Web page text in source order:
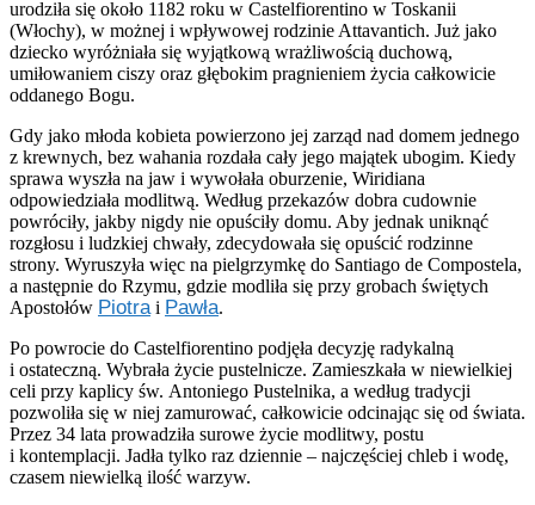
urodziła się około 1182 roku w Castelfiorentino w Toskanii
(Włochy), w możnej i wpływowej rodzinie Attavantich. Już jako
dziecko wyróżniała się wyjątkową wrażliwością duchową,
umiłowaniem ciszy oraz głębokim pragnieniem życia całkowicie
oddanego Bogu.
Gdy jako młoda kobieta powierzono jej zarząd nad domem jednego
z krewnych, bez wahania rozdała cały jego majątek ubogim. Kiedy
sprawa wyszła na jaw i wywołała oburzenie, Wiridiana
odpowiedziała modlitwą. Według przekazów dobra cudownie
powróciły, jakby nigdy nie opuściły domu. Aby jednak uniknąć
rozgłosu i ludzkiej chwały, zdecydowała się opuścić rodzinne
strony. Wyruszyła więc na pielgrzymkę do Santiago de Compostela,
a następnie do Rzymu, gdzie modliła się przy grobach świętych
Apostołów Piotra i Pawła.
Po powrocie do Castelfiorentino podjęła decyzję radykalną
i ostateczną. Wybrała życie pustelnicze. Zamieszkała w niewielkiej
celi przy kaplicy św. Antoniego Pustelnika, a według tradycji
pozwoliła się w niej zamurować, całkowicie odcinając się od świata.
Przez 34 lata prowadziła surowe życie modlitwy, postu
i kontemplacji. Jadła tylko raz dziennie – najczęściej chleb i wodę,
czasem niewielką ilość warzyw.